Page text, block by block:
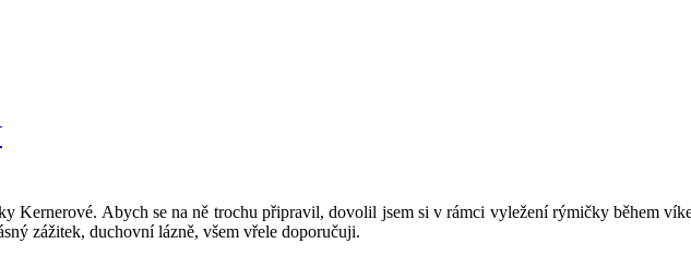
Kernerové. Abych se na ně trochu připravil, dovolil jsem si v rámci vyležení rýmičky během
zážitek, duchovní lázně, všem vřele doporučuji.